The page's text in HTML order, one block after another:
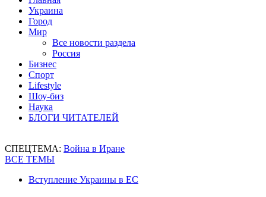
Украина
Город
Мир
Все новости раздела
Россия
Бизнес
Спорт
Lifestyle
Шоу-биз
Наука
БЛОГИ ЧИТАТЕЛЕЙ
СПЕЦТЕМА: Война в Иране
ВСЕ ТЕМЫ
Вступление Украины в ЕС